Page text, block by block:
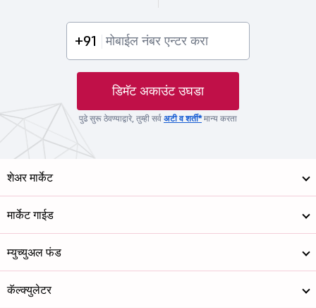
+91
डिमॅट अकाउंट उघडा
पुढे सुरू ठेवण्याद्वारे, तुम्ही सर्व अटी व शर्ती*मान्य करता
शेअर मार्केट
मार्केट गाईड
म्युच्युअल फंड
कॅल्क्युलेटर